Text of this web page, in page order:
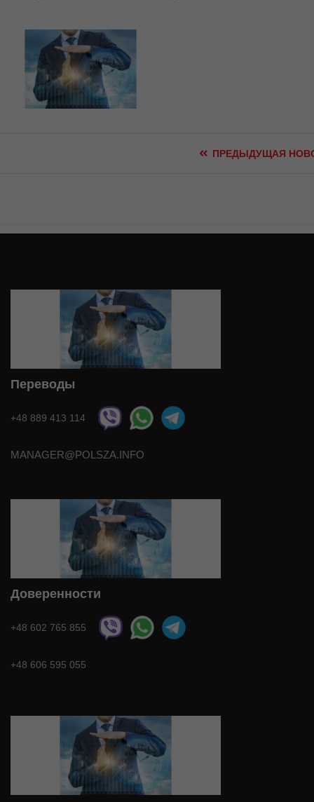
ПРЕДЫДУЩАЯ
Переводы
+48 889 413 114
MANAGER@POLSZA.INFO
Доверенности
+48 602 765 855
+48 606 595 055